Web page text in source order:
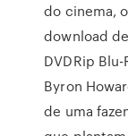
do cinema,
download
DVDRip
Byron
de uma